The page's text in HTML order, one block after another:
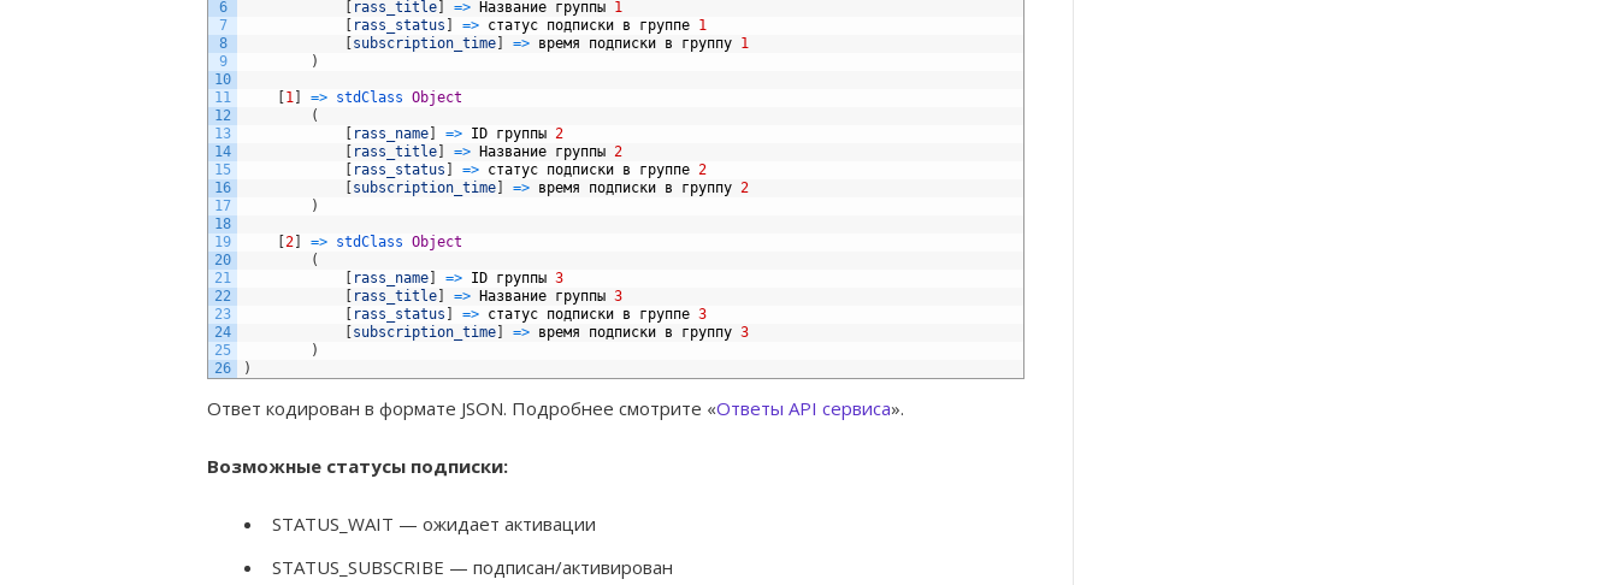
6
7
8
9
10
11
12
13
14
15
16
17
18
19
20
21
22
23
24
25
26
rass_title => Название группы 1
rass_status => статус подписки в группе 1
subscription_time => время подписки в группу 1
)
1 => stdClass Object
(
rass_name => ID группы 2
rass_title => Название группы 2
rass_status => статус подписки в группе 2
subscription_time => время подписки в группу 2
)
2 => stdClass Object
(
rass_name => ID группы 3
rass_title => Название группы 3
rass_status => статус подписки в группе 3
subscription_time => время подписки в группу 3
)
)
Ответ кодирован в формате JSON. Подробнее смотрите «Ответы API сервиса».
Возможные статусы подписки:
STATUS_WAIT — ожидает активации
STATUS_SUBSCRIBE — подписан/активирован